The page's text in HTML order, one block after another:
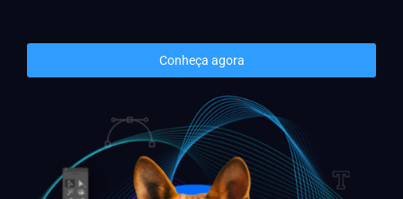
Conheça agora